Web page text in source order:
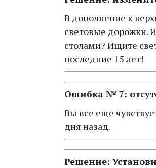
В дополнение к
световые дорожки.
столами? Ищите
последние 15 лет!
Ошибка № 7:
Вы все еще
дня назад.
Решение: